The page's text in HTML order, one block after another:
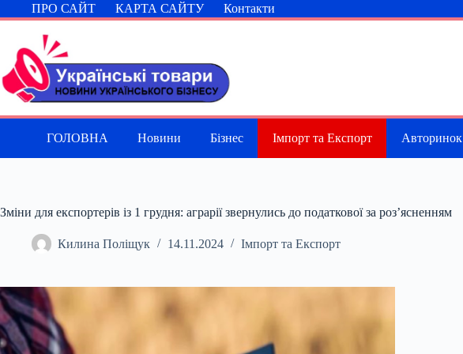
Перейти
до
ПРО САЙТ КАРТА САЙТУ Контакти
ГОЛОВНА Новини Бізнес Імпорт та Експорт Авторинок
Зміни для експортерів із 1 грудня: аграрії звернулись до податкової за роз’ясненням
Килина Поліщук 14.11.2024 Імпорт та Експорт